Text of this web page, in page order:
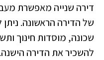
דירה שנייה מאפשרת
של הדירה הראשונה.
שכונה, מוסדות חינוך
להשכיר את הדירה